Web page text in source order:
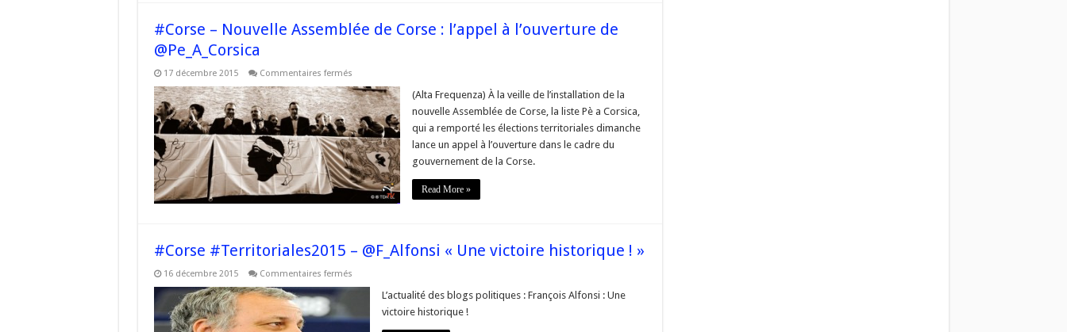
#Corse – Nouvelle Assemblée de Corse : l’appel à l’ouverture de
@Pe_A_Corsica
17 décembre 2015 Commentaires ferméssur
–
Nouvelle
Assemblée
de
Corse
:
l’appel
à
l’ouverture
de
@Pe_A_Corsica
(Alta Frequenza) À la veille de l’installation de la
nouvelle Assemblée de Corse, la liste Pè a Corsica,
qui a remporté les élections territoriales dimanche
lance un appel à l’ouverture dans le cadre du
gouvernement de la Corse.
Read More »
#Corse #Territoriales2015 – @F_Alfonsi « Une victoire historique ! »
16 décembre 2015 Commentaires ferméssur
#Territoriales2015
@F_Alfonsi
« Une
L’actualité des blogs politiques : François Alfonsi : Une
victoire historique !